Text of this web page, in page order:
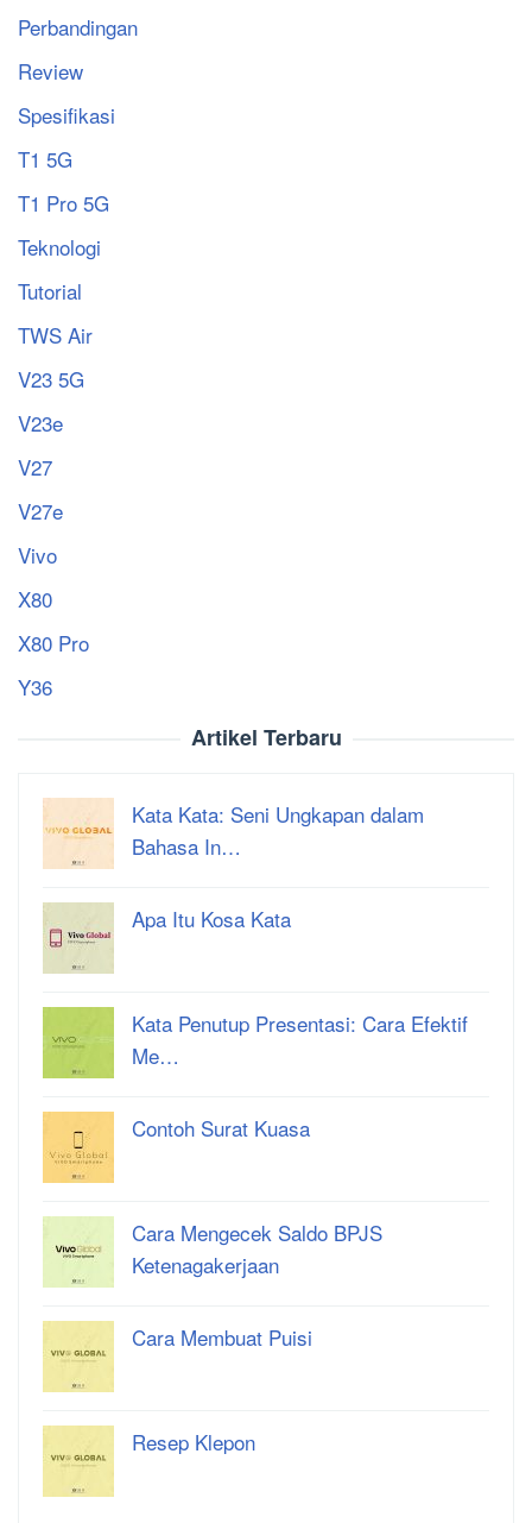
Perbandingan
Review
Spesifikasi
T1 5G
T1 Pro 5G
Teknologi
Tutorial
TWS Air
V23 5G
V23e
V27
V27e
Vivo
X80
X80 Pro
Y36
Artikel Terbaru
Kata Kata: Seni Ungkapan dalam
Bahasa In…
Apa Itu Kosa Kata
Kata Penutup Presentasi: Cara Efektif
Me…
Contoh Surat Kuasa
Cara Mengecek Saldo BPJS
Ketenagakerjaan
Cara Membuat Puisi
Resep Klepon